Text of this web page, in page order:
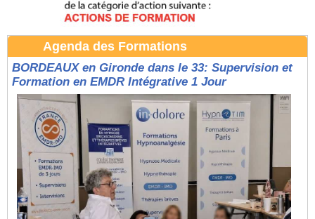
Agenda des Formations
BORDEAUX en Gironde dans le 33: Supervision et
Formation en EMDR Intégrative 1 Jour